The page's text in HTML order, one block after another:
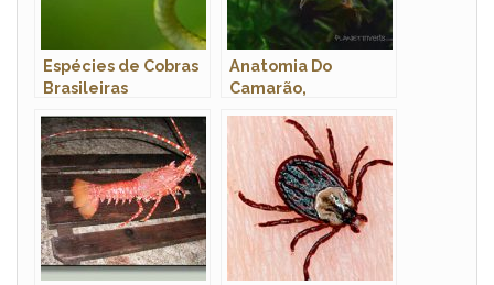
Espécies de Cobras
Brasileiras
Anatomia Do
Camarão,
Cientifico